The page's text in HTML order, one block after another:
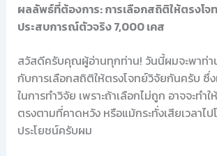
ผลลัพธ์ที่ต้องการ: การเลือกสถิติให้ตรงโจ
ประสบการณ์ตัวจริง 7,000 เคส
สวัสดีครับคุณผู้อ่านทุกท่าน! วันนี้ผมจะพาท่า
กับการเลือกสถิติให้ตรงโจทย์วิจัยกันครับ ซึ่
ในการทำวิจัย เพราะถ้าเลือกไม่ถูก อาจจะทำ
ตรงตามที่คาดหวัง หรือแม้กระทั่งเสียเวลาไป
ประโยชน์ครับผม